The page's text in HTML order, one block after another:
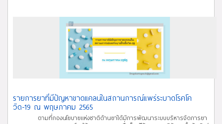
(Acetaminophen) tab 500 mg 7. Probenecid tab 500 mg 8. Vitamin B1
(Thiamine) sterile sol 100 mg/ml (1 ml) 9. Warfarin sodium tab 1 mg 10.
Warfarin sodium tab 2 mg และปรับปรุงเพิ่มเติมราคากลางยาของยากลุ่มที่มี
การผูกขาดจำนวน 151 รายการ ได้แก่ รายการยาในกลุ่มที่ ๑ กลุ่มยาสำหรับโรค
ตับอักเสบซีเรื้อรัง (Chronic Hepatitis C) ลำดับที่ 9 - 14, ยาในกลุ่ม ที่ 3 กลุ่มยา
Anti-neoplastic drugs ลำดับที่ 179 – 209, รายการยาในกลุ่มที่ 10.1 กลุ่มยา
Angiotensin Conversting Enzyme Inhibitor สูตรยาเดี่ยว ลำดับที่ 20 - 22,
รายการยาในกลุ่มที่ 10.2 กลุ่มยา Angiotensin Conversting Enzyme Inhibitor
สูตรยาผสม ลำดับที่ 15 - 16, รายการยาในกลุ่มที่ 14.1 กลุ่มยา Antiretrovirals
รายการยาในกลุ่มที่ 18.3 กลุ่มยา Other nasal preparations, รายการยาในกลุ่ม
ที่ 19.1 กลุ่มยา Angiotensin Receptor Blocker (ARB) สูตรยาเดี่ยว ลำดับที่ 18 -
19, รายการยาในกลุ่มที่ 21 กลุ่มยา Antiplatelets ลำดับที่ 25 - 35, รายการยาใน
กลุ่มที่ 81 กลุ่มยา Propulsives, รายการยาในกลุ่มที่ 82 กลุ่มยา Antispasmodics
รายการยาที่มีปัญหาขาดแคลนในสถานการณ์แพร่ระบาดโรคโค
วิด-19 ณ พฤษภาคม 2565
ตามที่กองนโยบายแห่งชาติด้านยาได้มีการพัฒนาระบบบริหารจัดการยา